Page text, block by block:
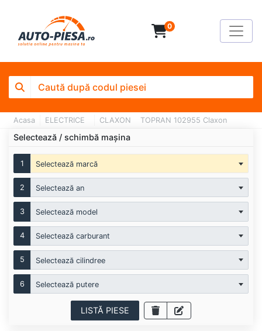
0
Acasa ELECTRICE CLAXON TOPRAN 102955 Claxon
Selectează / schimbă mașina
1 Selectează marcă
2 Selectează an
3 Selectează model
4 Selectează carburant
5 Selectează cilindree
6 Selectează putere
LISTĂ PIESE